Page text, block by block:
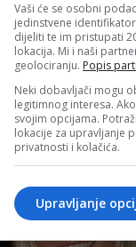
Vaši će se osobni
jedinstvene
dijeliti te im pristupati
lokacija. Mi i naši
geolociranju. Popis
Neki dobavljači mogu
legitimnog interesa.
svojim opcijama.
lokacije za upravljanje
privatnosti i kolačića.
Upravljanje